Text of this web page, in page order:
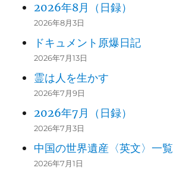
2026年8月（日録）
2026年8月3日
ドキュメント原爆日記
2026年7月13日
霊は人を生かす
2026年7月9日
2026年7月（日録）
2026年7月3日
中国の世界遺産〈英文〉一覧
2026年7月1日